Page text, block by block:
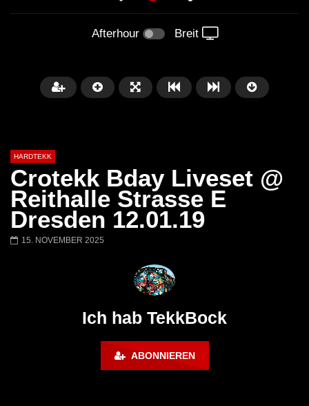
Afterhour Breit
Später
Halberstadt 06.07.13 [HQ]
HARDTEKK
Crotekk Bday Liveset @
Reithalle Strasse E
Dresden 12.01.19
15. NOVEMBER 2025
Ich hab TekkBock
ABONNIEREN